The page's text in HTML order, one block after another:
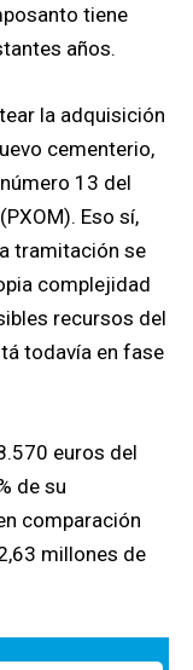
tiene
años.
la adquisición
cementerio,
13 del
Eso sí,
tramitación se
complejidad
recursos del
todavía en fase
euros del
de su
comparación
millones de